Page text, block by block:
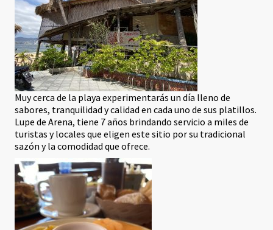
Muy cerca de la playa experimentarás un día lleno de
sabores, tranquilidad y calidad en cada uno de sus platillos.
Lupe de Arena, tiene 7 años brindando servicio a miles de
turistas y locales que eligen este sitio por su tradicional
sazón y la comodidad que ofrece.